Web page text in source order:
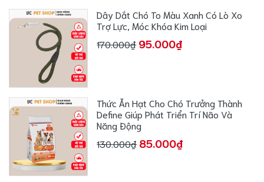
Dây Dắt Chó To Màu Xanh Có Lò Xo
Trợ Lực, Móc Khóa Kim Loại
170.000₫ 95.000₫
Thức Ăn Hạt Cho Chó Trưởng Thành
Define Giúp Phát Triển Trí Não Và
Năng Động
130.000₫ 85.000₫